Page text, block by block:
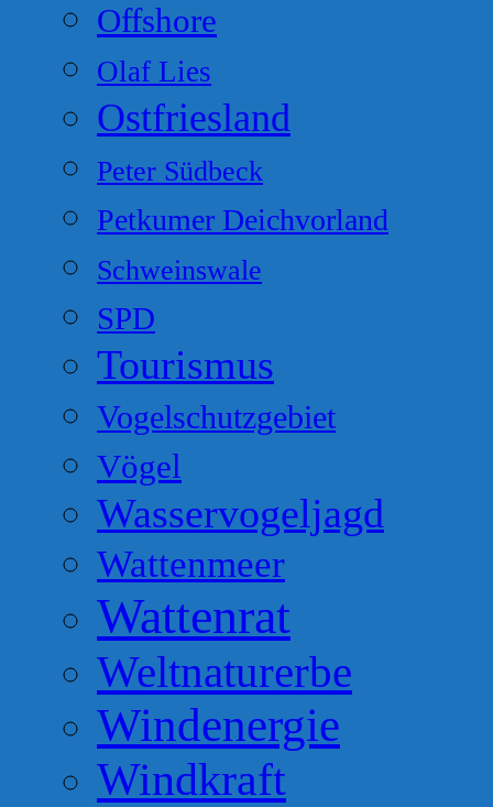
Offshore
Olaf Lies
Ostfriesland
Peter Südbeck
Petkumer Deichvorland
Schweinswale
SPD
Tourismus
Vogelschutzgebiet
Vögel
Wasservogeljagd
Wattenmeer
Wattenrat
Weltnaturerbe
Windenergie
Windkraft